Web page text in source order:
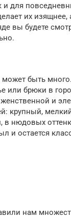
и для
их изящнее,
вы будете
может быть
или брюки в
и
крупный,
в нюдовых
и остается
нам